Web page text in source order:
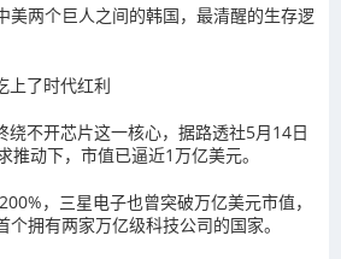
美两个巨人之间的韩国，最清醒的生存逻
上了时代红利
绕不开芯片这一核心，据路透社5月14日
推动下，市值已逼近1万亿美元。
， 三星电子也曾突破万亿美元市值，
个拥有两家万亿级科技公司的国家。